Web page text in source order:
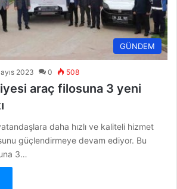
GÜNDEM
2023 0 508
araç filosuna 3 yeni
daha hızlı ve kaliteli hizmet
güçlendirmeye devam ediyor. Bu
3…